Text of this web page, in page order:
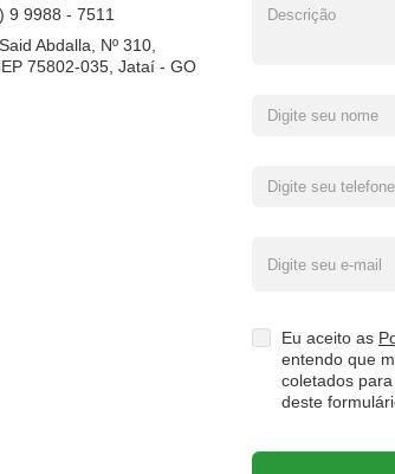
9 9988 - 7511
Abdalla, Nº 310,
75802-035, Jataí - GO
Eu aceito as
entendo que
coletados
deste